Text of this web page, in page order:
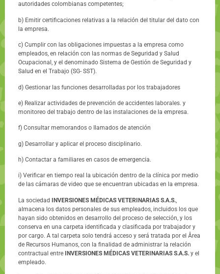
autoridades colombianas competentes;
b) Emitir certificaciones relativas a la relación del titular del dato con
la empresa.
c) Cumplir con las obligaciones impuestas a la empresa como
empleados, en relación con las normas de Seguridad y Salud
Ocupacional, y el denominado Sistema de Gestión de Seguridad y
Salud en el Trabajo (SG- SST).
d) Gestionar las funciones desarrolladas por los trabajadores
e) Realizar actividades de prevención de accidentes laborales. y
monitoreo del trabajo dentro de las instalaciones de la empresa.
f) Consultar memorandos o Ilamados de atención
g) Desarrollar y aplicar el proceso disciplinario.
h) Contactar a familiares en casos de emergencia.
i) Verificar en tiempo real la ubicación dentro de la clínica por medio
de las cámaras de video que se encuentran ubicadas en la empresa.
La sociedad INVERSIONES MÉDICAS VETERINARIAS S.A.S.,
almacena los datos personales de sus empleados, incluidos los que
hayan sido obtenidos en desarrollo del proceso de selección, y los
conserva en una carpeta identificada y clasificada por trabajador y
por cargo. A tal carpeta solo tendrá acceso y será tratada por el Årea
de Recursos Humanos, con la finalidad de administrar la relación
contractual entre INVERSIONES MÉDICAS VETERINARIAS S.A.S. y el
empleado.